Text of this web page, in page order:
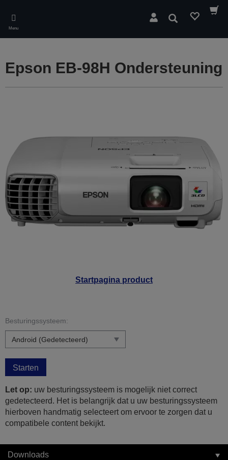
main
content
Menu
Zoeken
Startpagina product
Epson EB-98H Ondersteuning
Besturingssysteem:
Starten
Let op: uw besturingssysteem is mogelijk niet correct
gedetecteerd. Het is belangrijk dat u uw besturingssysteem
hierboven handmatig selecteert om ervoor te zorgen dat u
compatibele content bekijkt.
Downloads